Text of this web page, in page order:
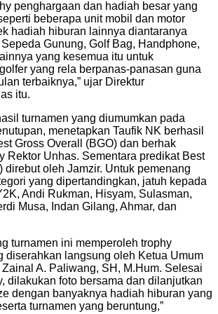
penghargaan dan hadiah besar yang
beberapa unit mobil dan motor
hadiah hiburan lainnya diantaranya
Gunung, Golf Bag, Handphone,
yang kesemua itu untuk
yang rela berpanas-panasan guna
terbaiknya,” ujar Direktur
itu.
turnamen yang diumumkan pada
menetapkan Taufik NK berhasil
Gross Overall (BGO) dan berhak
Rektor Unhas. Sementara predikat Best
direbut oleh Jamzir. Untuk pemenang
yang dipertandingkan, jatuh kepada
Andi Rukman, Hisyam, Sulasman,
Musa, Indan Gilang, Ahmar, dan
turnamen ini memperoleh trophy
diserahkan langsung oleh Ketua Umum
Zainal A. Paliwang, SH, M.Hum. Selesai
dilakukan foto bersama dan dilanjutkan
dengan banyaknya hadiah hiburan yang
turnamen yang beruntung,”